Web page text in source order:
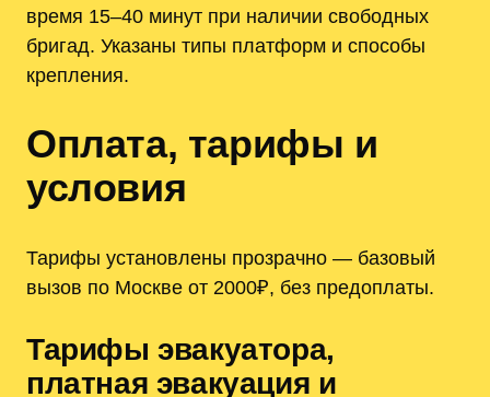
время 15–40 минут при наличии свободных
бригад. Указаны типы платформ и способы
крепления.
Оплата, тарифы и
условия
Тарифы установлены прозрачно — базовый
вызов по Москве от 2000₽, без предоплаты.
Тарифы эвакуатора,
платная эвакуация и